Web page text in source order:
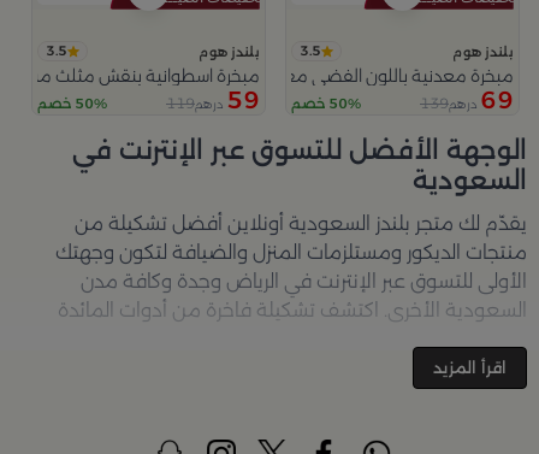
بلندز هوم 3.5
مبخرة معدنية باللون الفضي مع قواعد دائرية من ملاذ
69 درهم139 50% خصم
بلندز هوم 3.5
مبخرة اسطوانية بنقش مثلث من
59 درهم119 50% خصم
الوجهة الأفضل للتسوق عبر الإنترنت في
السعودية
يقدّم لك متجر بلندز السعودية أونلاين أفضل تشكيلة من
منتجات الديكور ومستلزمات المنزل والضيافة لتكون وجهتك
الأولى للتسوق عبر الإنترنت في الرياض وجدة وكافة مدن
السعودية الأخرى. اكتشف تشكيلة فاخرة من أدوات المائدة
جمالية على كل زاوية في منزلك – كل ذلك وأكثر في مكان واحد.
تصفّحي الآن عبر الرابط:
اقرأ المزيد